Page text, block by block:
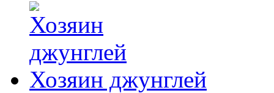
Хозяин джунглей